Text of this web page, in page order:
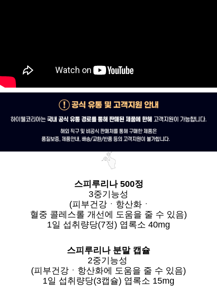
스피루리나 500정
3중기능성
(피부건강ㆍ항산화ㆍ
혈중 콜레스롤 개선에 도움을 줄 수 있음)
1일 섭취량당(7정) 엽록소 40mg
스피루리나 분말 캡슐
2중기능성
(피부건강ㆍ항산화에 도움을 줄 수 있음)
1일 섭취량당(3캡슐) 엽록소 15mg